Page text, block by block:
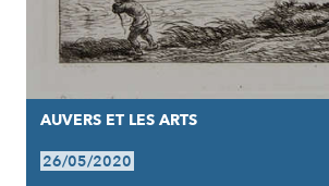
AUVERS ET LES ARTS
26/05/2020